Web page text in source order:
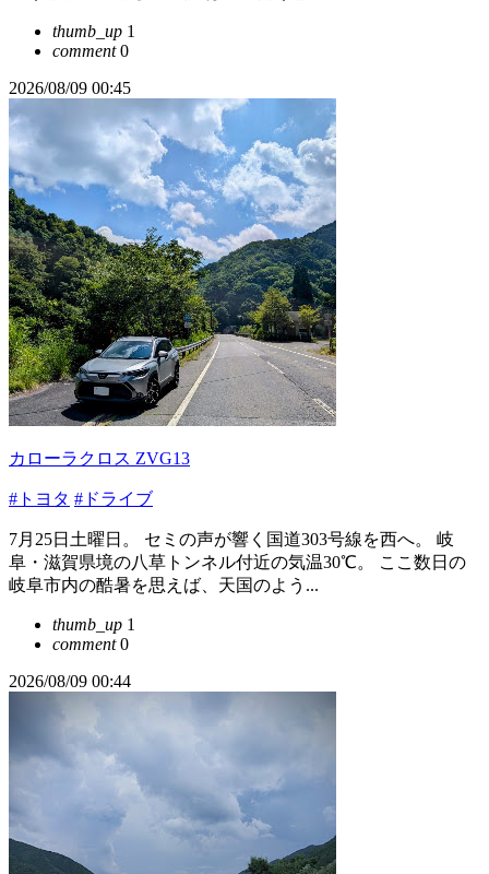
thumb_up 1
comment0
2026/08/09 00:45
カローラクロス ZVG13
#トヨタ #ドライブ
7月25日土曜日。 ​セミの声が響く国道303号線を西へ。 岐
阜・滋賀県境の八草トンネル付近の気温30℃。 ​ここ数日の
岐阜市内の酷暑を思えば、天国のよう...
thumb_up 1
comment0
2026/08/09 00:44